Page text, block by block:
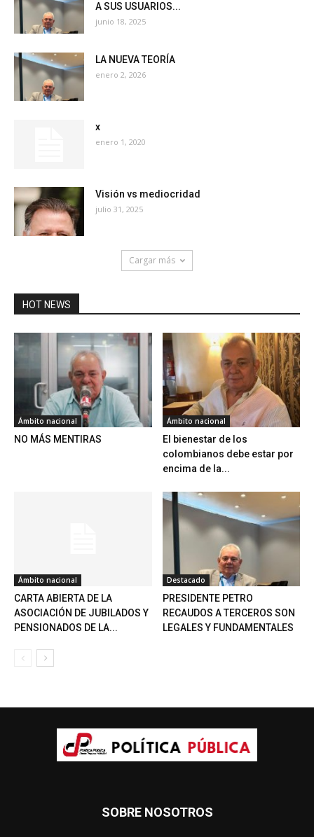
A SUS USUARIOS...
junio 18, 2025
LA NUEVA TEORÍA
enero 2, 2026
x
enero 1, 2020
Visión vs mediocridad
julio 31, 2025
Cargar más
HOT NEWS
Ámbito nacional
NO MÁS MENTIRAS
Ámbito nacional
El bienestar de los
colombianos debe estar por
encima de la...
Ámbito nacional
CARTA ABIERTA DE LA
ASOCIACIÓN DE JUBILADOS Y
PENSIONADOS DE LA...
Destacado
PRESIDENTE PETRO
RECAUDOS A TERCEROS SON
LEGALES Y FUNDAMENTALES
SOBRE NOSOTROS